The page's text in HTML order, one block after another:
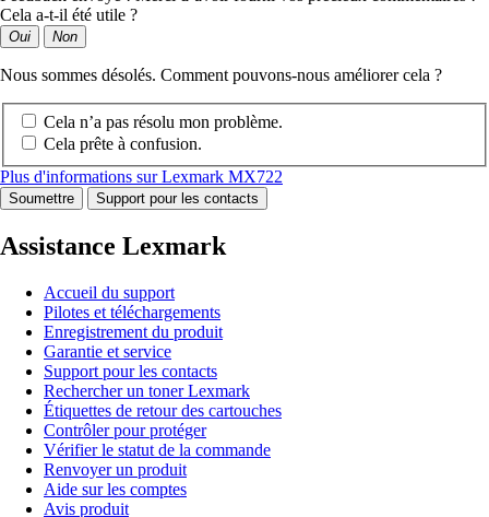
Cela a-t-il été utile ?
Oui Non
Nous sommes désolés. Comment pouvons-nous améliorer cela ?
Cela n’a pas résolu mon problème.
Cela prête à confusion.
Plus d'informations sur Lexmark MX722
Soumettre Support pour les contacts
Assistance Lexmark
Accueil du support
Pilotes et téléchargements
Enregistrement du produit
Garantie et service
Support pour les contacts
Rechercher un toner Lexmark
Étiquettes de retour des cartouches
Contrôler pour protéger
Vérifier le statut de la commande
Renvoyer un produit
Aide sur les comptes
Avis produit